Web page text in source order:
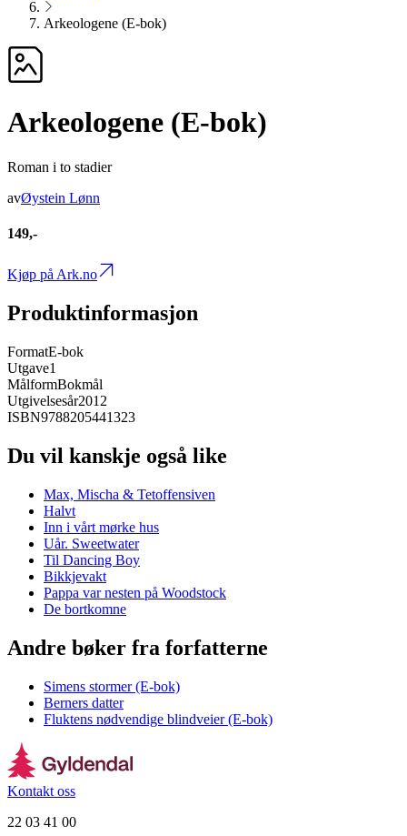
Arkeologene (E-bok)
Arkeologene (E-bok)
Roman i to stadier
avØystein Lønn
149,-
Kjøp på Ark.no
Produktinformasjon
FormatE-bok
Utgave1
MålformBokmål
Utgivelsesår2012
ISBN9788205441323
Du vil kanskje også like
Max, Mischa & Tetoffensiven
Halvt
Inn i vårt mørke hus
Uår. Sweetwater
Til Dancing Boy
Bikkjevakt
Pappa var nesten på Woodstock
De bortkomne
Andre bøker fra forfatterne
Simens stormer (E-bok)
Berners datter
Fluktens nødvendige blindveier (E-bok)
Kontakt oss
22 03 41 00